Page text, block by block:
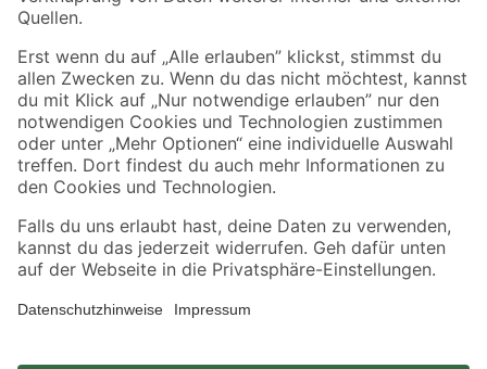
Sicher einkaufen
Jetzt die toom-App herunterladen
Alle Preisangaben in EUR inkl. gesetzl. MwSt.. Die dargestellten Angebote sind unter
Umständen nicht in allen Märkten verfügbar. Die angegebenen Verfügbarkeiten beziehen
Produkte nur solange der Vorrat reicht.
*Paketversand ab 59 € versandkostenfrei, gilt nicht für Artikel mit Speditionsversand, hier